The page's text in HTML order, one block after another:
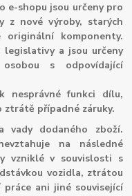
e-shopu jsou určeny pro
z nové výroby, starých
komponenty.
a jsou určeny
s odpovídající
nesprávné funkci dílu,
ztrátě případné záruky.
vady dodaného zboží.
na následné
vzniklé v souvislosti s
vozidla, ztrátou
ani jiné související